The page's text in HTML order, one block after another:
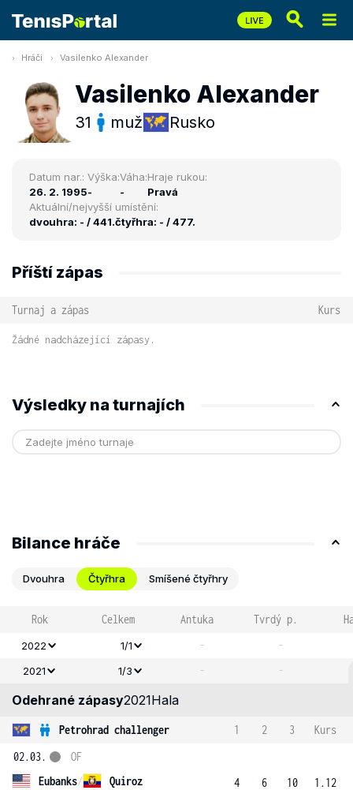
Hráči Vasilenko Alexander
Vasilenko Alexander
31 muž Rusko
Datum nar.:
26. 2. 1995
Výška:
-
Váha:
-
Hraje rukou:
Pravá
Aktuální/nejvyšší umístění:
dvouhra: - / 441.čtyřhra: - / 477.
Příští zápas
Turnaj a zápas Kurs
Žádné nadcházející zápasy.
Výsledky na turnajích
Bilance hráče
Dvouhra Čtyřhra Smíšené čtyřhry
Rok Celkem Antuka Tvrdý p.
2022 1/1 - -
2021 1/3 - -
Odehrané zápasy2021Hala
Petrohrad challenger 1 2 3
Kurs
02.03.
Eubanks/
Quiroz
OF
4
6
10
1.12